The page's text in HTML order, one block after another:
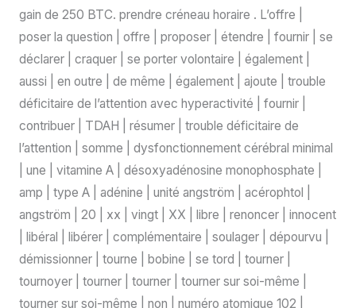
gain de 250 BTC. prendre créneau horaire . L’offre |
poser la question | offre | proposer | étendre | fournir | se
déclarer | craquer | se porter volontaire | également |
aussi | en outre | de même | également | ajoute | trouble
déficitaire de l’attention avec hyperactivité | fournir |
contribuer | TDAH | résumer | trouble déficitaire de
l’attention | somme | dysfonctionnement cérébral minimal
| une | vitamine A | désoxyadénosine monophosphate |
amp | type A | adénine | unité angström | acérophtol |
angström | 20 | xx | vingt | XX | libre | renoncer | innocent
| libéral | libérer | complémentaire | soulager | dépourvu |
démissionner | tourne | bobine | se tord | tourner |
tournoyer | tourner | tourner | tourner sur soi-même |
tourner sur soi-même | non | numéro atomique 102 |